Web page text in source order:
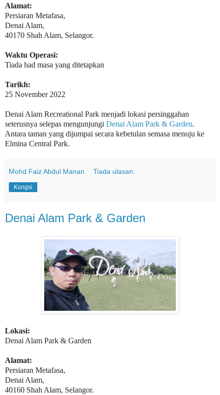
Alamat:
Persiaran Metafasa,
Denai Alam,
40170 Shah Alam, Selangor.
Waktu Operasi:
Tiada had masa yang ditetapkan
Tarikh:
25 November 2022
Denai Alam Recreational Park menjadi lokasi persinggahan
seterusnya selepas mengunjungi Denai Alam Park & Garden.
Antara taman yang dijumpai secara kebetulan semasa menuju ke
Elmina Central Park.
Mohd Faiz Abdul Manan Tiada ulasan:
Kongsi
Denai Alam Park & Garden
Lokasi:
Denai Alam Park & Garden
Alamat:
Persiaran Metafasa,
Denai Alam,
40160 Shah Alam, Selangor.